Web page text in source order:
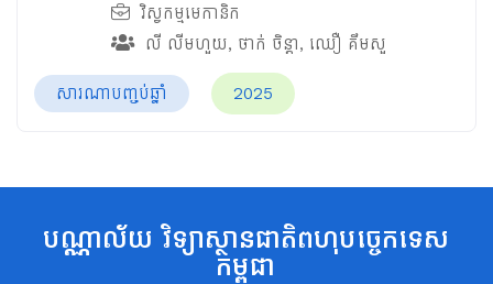
វិស្វកម្មមេកានិក
លី លីមហួយ, ថាក់ ចិន្តា, ឈឿ គឹមសួ
សារណាបញ្ចប់ឆ្នាំ 2025
បណ្ណាល័យ វិទ្យាស្ថានជាតិពហុបច្ចេកទេស
កម្ពុជា